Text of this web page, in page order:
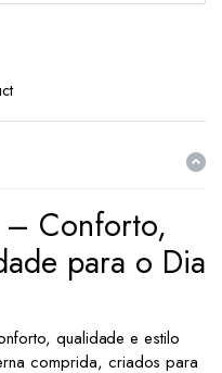
– Conforto,
para o Dia
qualidade e estilo
comprida, criados para